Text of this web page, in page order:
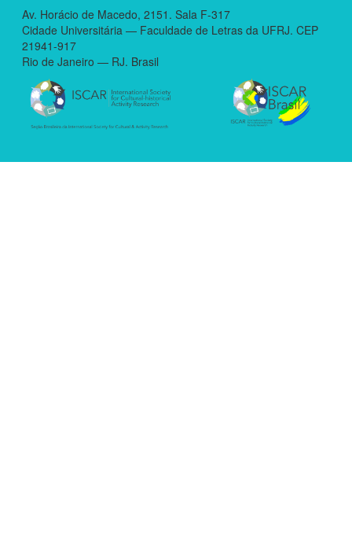
Av. Horácio de Macedo, 2151. Sala F-317
Cidade Universitária — Faculdade de Letras da UFRJ. CEP
21941-917
Rio de Janeiro — RJ. Brasil